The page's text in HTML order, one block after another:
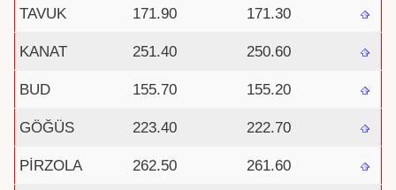
TAVUK 171.90 171.30
KANAT 251.40 250.60
BUD 155.70 155.20
GÖĞÜS 223.40 222.70
PİRZOLA 262.50 261.60